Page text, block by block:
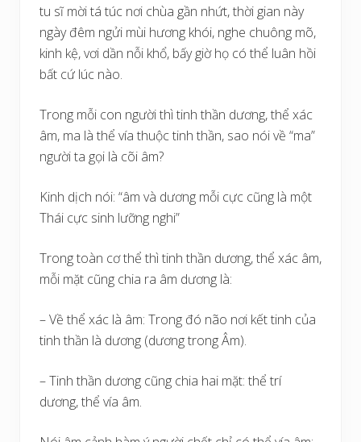
tu sĩ mời tá túc nơi chùa gần nhứt, thời gian này
ngày đêm ngửi mùi hương khói, nghe chuông mõ,
kinh kệ, vơi dần nỗi khổ, bấy giờ họ có thể luân hồi
bất cứ lúc nào.
Trong mỗi con người thì tinh thần dương, thể xác
âm, ma là thể vía thuộc tinh thần, sao nói về “ma”
người ta gọi là cõi âm?
Kinh dịch nói: “âm và dương mỗi cực cũng là một
Thái cực sinh lưỡng nghi”
Trong toàn cơ thể thì tinh thần dương, thể xác âm,
mỗi mặt cũng chia ra âm dương là:
– Về thể xác là âm: Trong đó não nơi kết tinh của
tinh thần là dương (dương trong Âm).
– Tinh thần dương cũng chia hai mặt: thể trí
dương, thể vía âm.